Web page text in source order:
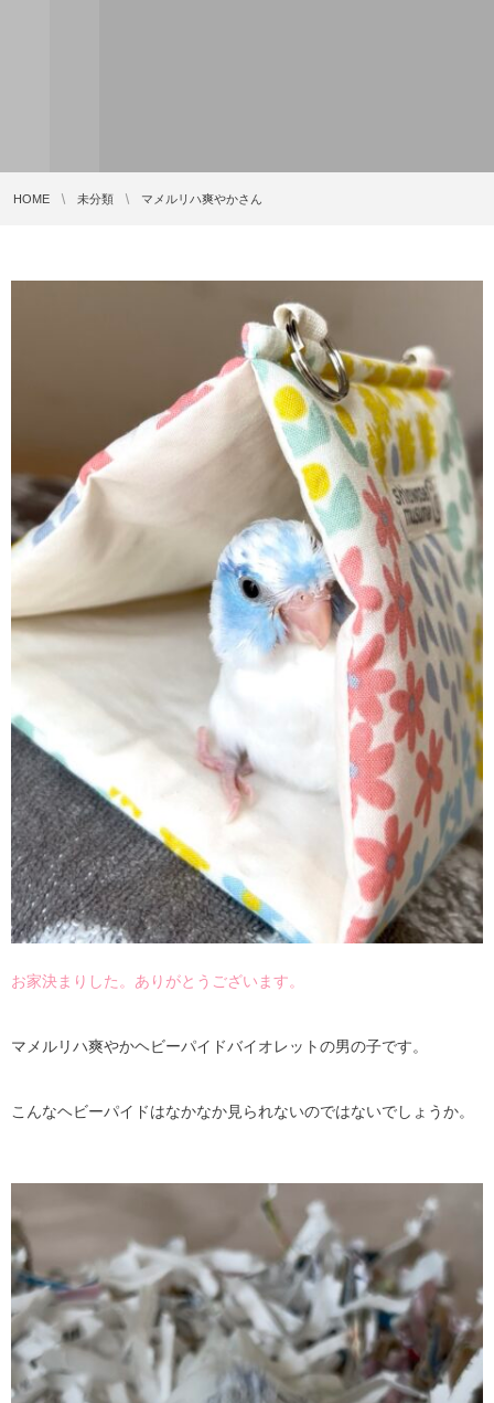
HOME 未分類 マメルリハ爽やかさん
お家決まりした。ありがとうございます。
マメルリハ爽やかヘビーパイドバイオレットの男の子です。
こんなヘビーパイドはなかなか見られないのではないでしょうか。